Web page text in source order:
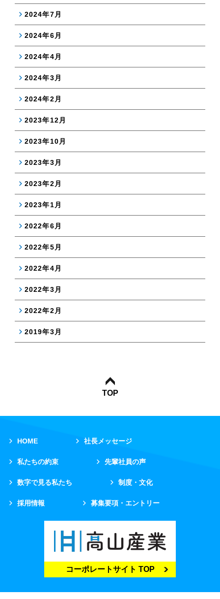
2024年7月
2024年6月
2024年4月
2024年3月
2024年2月
2023年12月
2023年10月
2023年3月
2023年2月
2023年1月
2022年6月
2022年5月
2022年4月
2022年3月
2022年2月
2019年3月
TOP
HOME 社長メッセージ
私たちの約束 先輩社員の声
数字で見る私たち 制度・文化
採用情報 募集要項・エントリー
コーポレートサイト TOP